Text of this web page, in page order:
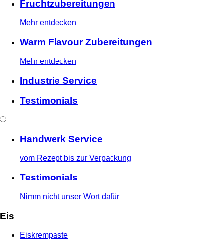
Fruchtzubereitungen
Mehr entdecken
Warm Flavour Zubereitungen
Mehr entdecken
Industrie Service
Testimonials
Handwerk Service
vom Rezept bis zur Verpackung
Testimonials
Nimm nicht unser Wort dafür
Eis
Eiskrempaste